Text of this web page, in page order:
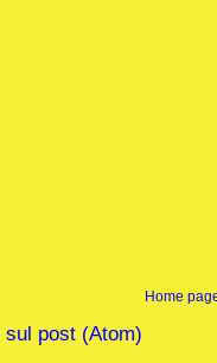
Home
sul post (Atom)